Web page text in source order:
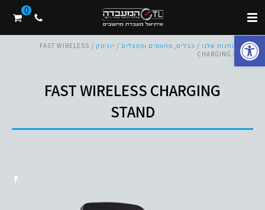
פתח סרגל נגישות
0
בית/ החנות שלנו / כבלים, מתאמים ומפצלים / יוניטק
/ FAST WIRELESS
CHARGING STAND
FAST WIRELESS CHARGING
STAND